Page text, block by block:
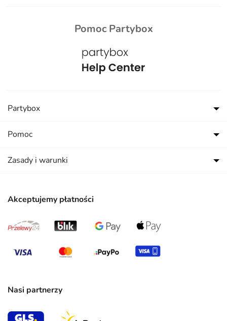
Pomoc Partybox
Akceptujemy płatności
Nasi partnerzy
Partybox
Pomoc
Zasady i warunki